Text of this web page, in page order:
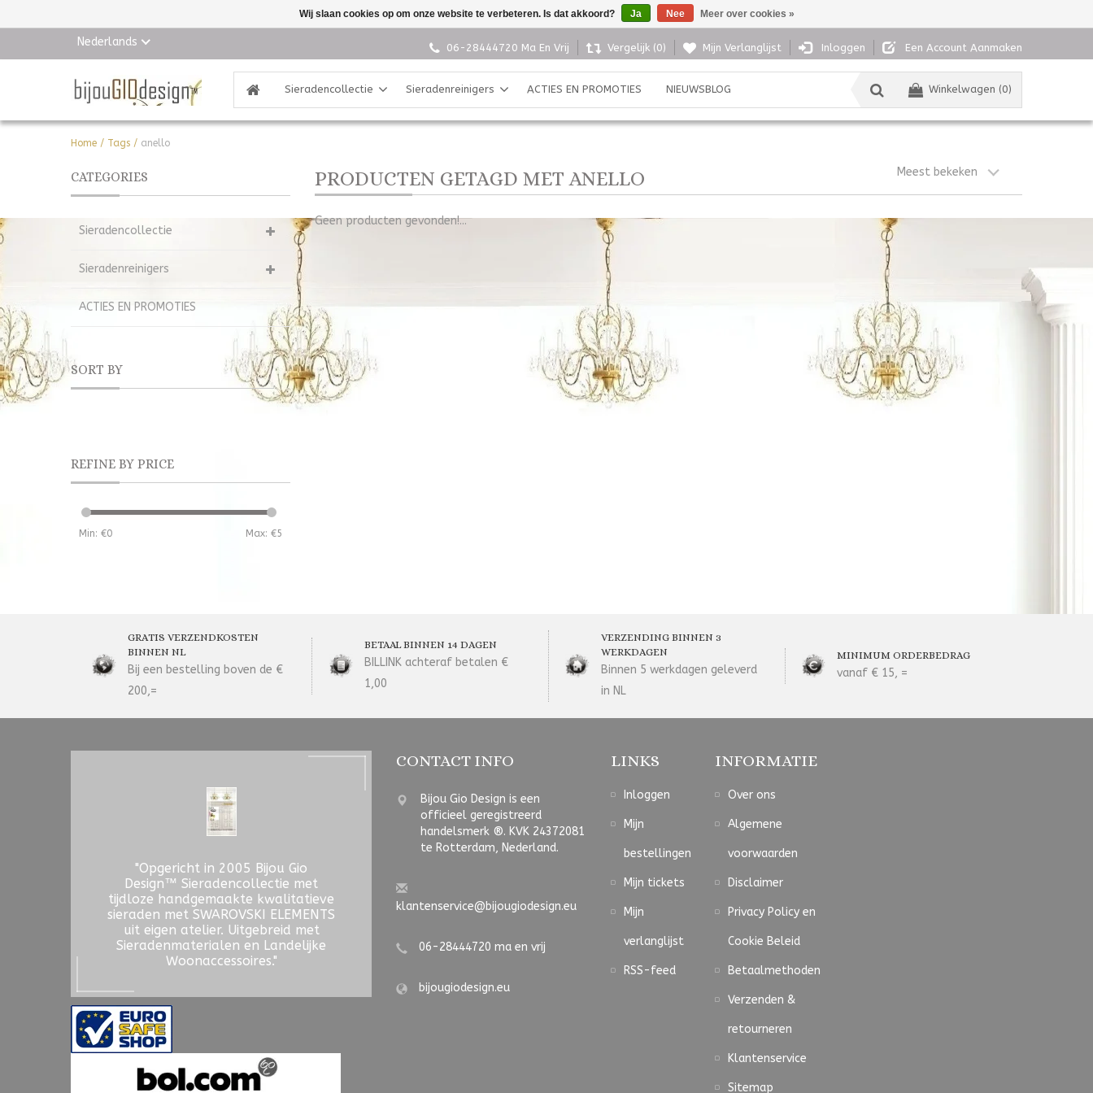
Nederlands 06-28444720 Ma En Vrij Vergelijk (0) Mijn Verlanglijst Inloggen Een Account Aanmaken
Winkelwagen (0)
Sieradencollectie Sieradenreinigers ACTIES EN PROMOTIES NIEUWSBLOG
Home / Tags / anello
CATEGORIES
Sieradencollectie
Sieradenreinigers
ACTIES EN PROMOTIES
SORT BY
REFINE BY PRICE
Min: €0 Max: €5
PRODUCTEN GETAGD MET ANELLO Meest bekeken
Geen producten gevonden!...
GRATIS VERZENDKOSTEN
BINNEN NL
Bij een bestelling boven de €
200,=
BETAAL BINNEN 14 DAGEN
BILLINK achteraf betalen €
1,00
VERZENDING BINNEN 3
WERKDAGEN
Binnen 5 werkdagen geleverd
in NL
MINIMUM ORDERBEDRAG
vanaf € 15, =
"Opgericht in 2005 Bijou Gio
Design™ Sieradencollectie met
tijdloze handgemaakte kwalitatieve
sieraden met SWAROVSKI ELEMENTS
uit eigen atelier. Uitgebreid met
Sieradenmaterialen en Landelijke
Woonaccessoires."
CONTACT INFO
Bijou Gio Design is een
officieel geregistreerd
handelsmerk ®. KVK 24372081
te Rotterdam, Nederland.
klantenservice@bijougiodesign.eu
06-28444720 ma en vrij
bijougiodesign.eu
LINKS
Inloggen
Mijn
bestellingen
Mijn tickets
Mijn
verlanglijst
RSS-feed
INFORMATIE
Over ons
Algemene
voorwaarden
Disclaimer
Privacy Policy en
Cookie Beleid
Betaalmethoden
Verzenden &
retourneren
Klantenservice
Sitemap
Wij slaan cookies op om onze website te verbeteren. Is dat akkoord? Ja Nee Meer over cookies »